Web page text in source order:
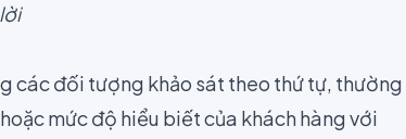
các đối tượng khảo sát theo thứ tự, thường
mức độ hiểu biết của khách hàng với